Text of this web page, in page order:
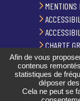
MENTIONS
CHARTE
PLAN DU
GESTION
Afin de vous
contenus
statistiques de
déposer
Cela ne peut se